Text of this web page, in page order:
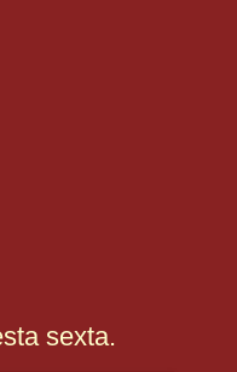
sexta.